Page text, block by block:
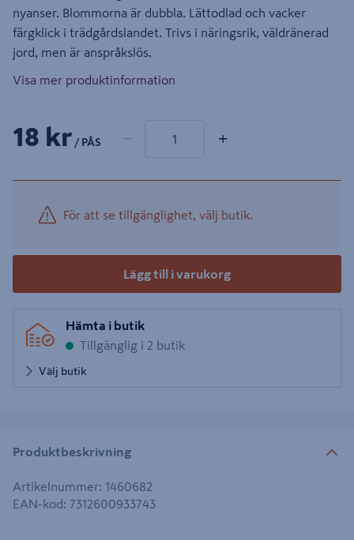
nyanser. Blommorna är dubbla. Lättodlad och vacker
färgklick i trädgårdslandet. Trivs i näringsrik, väldränerad
jord, men är anspråkslös.
Visa mer produktinformation
18 kr / PÅS − +
För att se tillgänglighet, välj butik.
Lägg till i varukorg
Hämta i butik
Tillgänglig i 2 butik
Välj butik
Produktbeskrivning
Artikelnummer: 1460682
EAN-kod: 7312600933743